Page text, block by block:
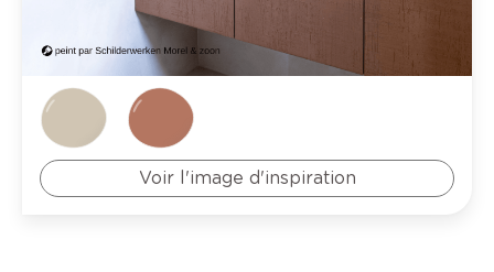
Voir l'image d'inspiration